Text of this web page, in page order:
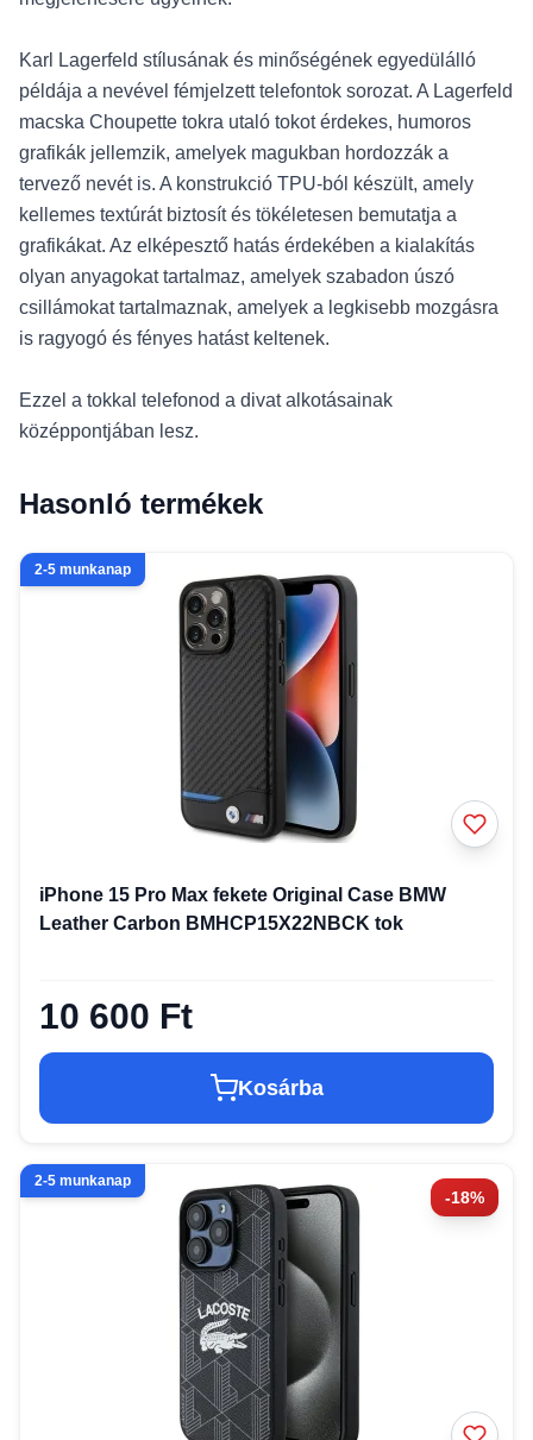
Karl Lagerfeld stílusának és minőségének egyedülálló
példája a nevével fémjelzett telefontok sorozat. A Lagerfeld
macska Choupette tokra utaló tokot érdekes, humoros
grafikák jellemzik, amelyek magukban hordozzák a
tervező nevét is. A konstrukció TPU-ból készült, amely
kellemes textúrát biztosít és tökéletesen bemutatja a
grafikákat. Az elképesztő hatás érdekében a kialakítás
olyan anyagokat tartalmaz, amelyek szabadon úszó
csillámokat tartalmaznak, amelyek a legkisebb mozgásra
is ragyogó és fényes hatást keltenek.
Ezzel a tokkal telefonod a divat alkotásainak
középpontjában lesz.
Hasonló termékek
2-5 munkanap
iPhone 15 Pro Max fekete Original Case BMW
Leather Carbon BMHCP15X22NBCK tok
10 600 Ft
Kosárba
-18%
2-5 munkanap